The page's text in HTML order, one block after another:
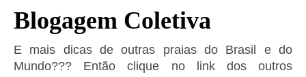
Blogagem Coletiva
E mais dicas de outras praias do Brasil e do
Mundo??? Então clique no link dos outros